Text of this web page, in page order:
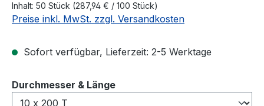
Inhalt: 50 Stück (287,94 € / 100 Stück)
Preise inkl. MwSt. zzgl. Versandkosten
Sofort verfügbar, Lieferzeit: 2-5 Werktage
Durchmesser & Längeauswählen